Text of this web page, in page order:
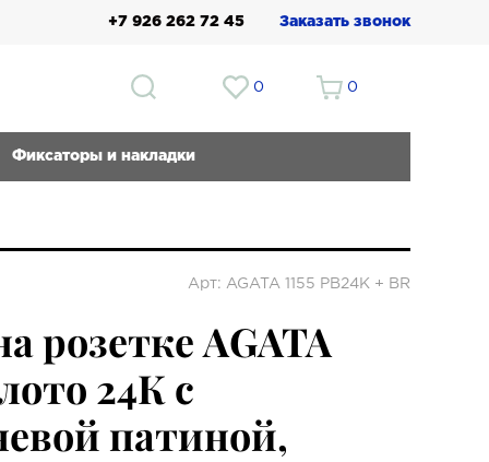
+7 926 262 72 45 Заказать звонок
0 0
Фиксаторы и накладки
Арт: AGATA 1155 PB24K + BR
розетке AGATA
24К с
патиной,